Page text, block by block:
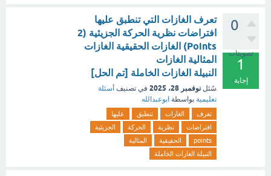
0
تصويتات
1
إجابة
تعرف الغازات التي تنطبق عليها
افتراضات نظرية الحركة الجزيئية (2
Points) الغازات الحقيقية الغازات
المثالية الغازات
النبيلة الغازات الخاملة [تم الحل]
سُئل نوفمبر 28، 2025 في تصنيف أسئلة
تعليمية بواسطة ابوعبدالله
تعرف الغازات تنطبق
عليها
افتراضات
نظرية الحركة
الجزيئية
points
الحقيقية
المثالية
النبيلة الغازات الخاملة